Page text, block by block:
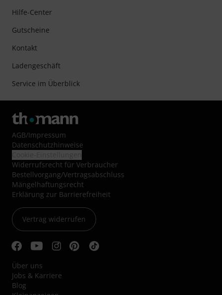
Hilfe-Center
Gutscheine
Kontakt
Ladengeschäft
Service im Überblick
AGB/Impressum
Datenschutzhinweise
Widerrufsrecht für Verbraucher
Bestellvorgang/Vertragsabschluss
Mängelhaftungsrecht
Erklärung zur Barrierefreiheit
Vertrag widerrufen
Über uns
Jobs & Karriere
Blog